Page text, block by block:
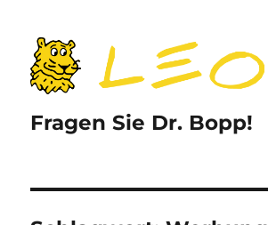
Fragen Sie Dr. Bopp!